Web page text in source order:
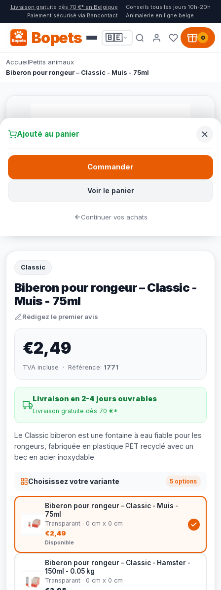
Livraison gratuite dès 70 €* en Belgique
Conseils tous les jours 10h-20h
Paiement sécurisé via Bancontact
Animalerie en ligne belge
Bopets 🇧🇪 0
AccueilPetits animaux
Biberon pour rongeur – Classic - Muis - 75ml
Classic
Biberon pour rongeur – Classic -
Muis - 75ml
Rédigez le premier avis
€2,49
TVA incluse · Référence: 1771
Livraison en 2-4 jours ouvrables
Livraison gratuite dès 70 €*
Le Classic biberon est une fontaine à eau fiable pour les
rongeurs, fabriquée en plastique PET recyclé avec un
bec en acier inoxydable.
Choisissez votre variante 5 options
Biberon pour rongeur – Classic - Muis -
75ml
Transparant · 0 cm x 0 cm
€2,49
Disponible
Biberon pour rongeur – Classic - Hamster -
150ml - 0.05 kg
Transparant · 0 cm x 0 cm
Ajouté au panier
Voir le panier
Commander
Continuer vos achats